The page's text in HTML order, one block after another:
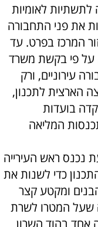
לאומיות
את פני התחבורה
המרכז בפרט. עד
על פי בקשת משרד
עירוניים, ורק
הארצית לתכנון,
בועדות
המליאה
נכנס ראש העירייה
כדי לשנות את
ומקטע קצר
שעל המטרו לשרת
אחד בהוד השרון